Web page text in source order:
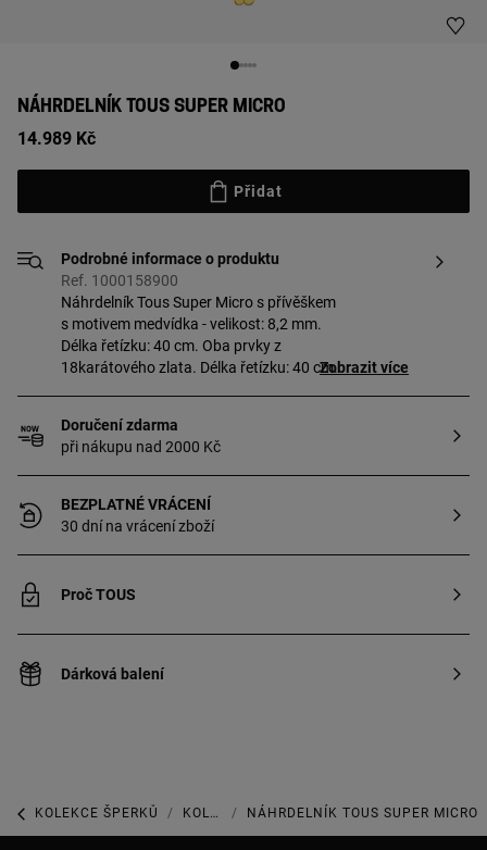
NÁHRDELNÍK TOUS SUPER MICRO
14.989 Kč
Přidat
Podrobné informace o produktu
Ref. 1000158900
Náhrdelník Tous Super Micro s přívěškem
s motivem medvídka - velikost: 8,2 mm.
Délka řetízku: 40 cm. Oba prvky z
18karátového zlata. Délka řetízku: 40 cm.Zobrazit více
Doručení zdarma
při nákupu nad 2000 Kč
BEZPLATNÉ VRÁCENÍ
30 dní na vrácení zboží
Proč TOUS
Dárková balení
KOLEKCE ŠPERKŮ KOLEKCE SWEET DOLLS NÁHRDELNÍK TOUS SUPER MICRO